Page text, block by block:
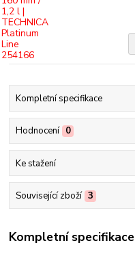
Kompletní specifikace
Hodnocení 0
Ke stažení
Související zboží 3
Kompletní specifikace